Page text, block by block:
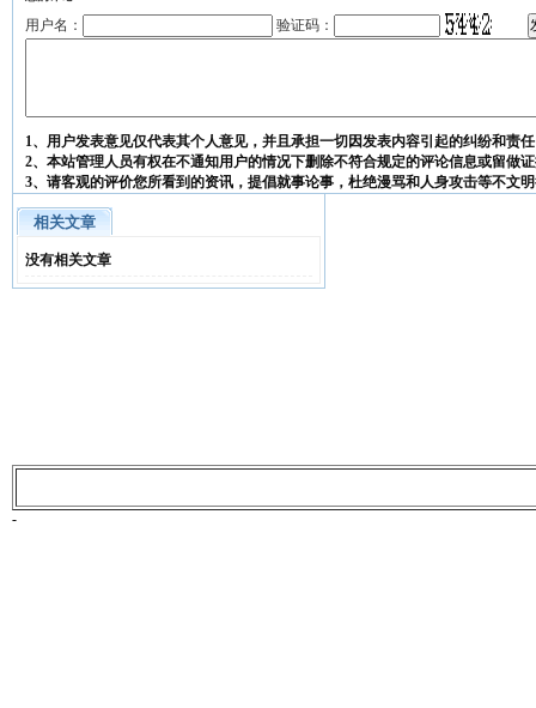
用户名： 验证码：
1、用户发表意见仅代表其个人意见，并且承担一切因发表内容引起的纠纷和责
2、本站管理人员有权在不通知用户的情况下删除不符合规定的评论信息或留做
3、请客观的评价您所看到的资讯，提倡就事论事，杜绝漫骂和人身攻击等不文
相关文章
没有相关文章
-